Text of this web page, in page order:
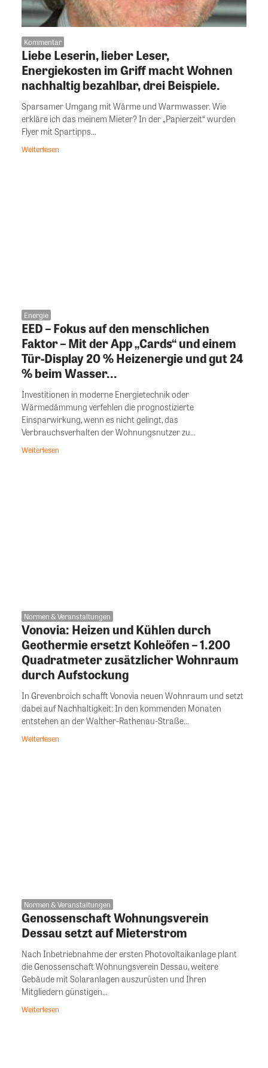
Kommentar
Liebe Leserin, lieber Leser,
Energiekosten im Griff macht Wohnen
nachhaltig bezahlbar, drei Beispiele.
Sparsamer Umgang mit Wärme und Warmwasser. Wie
erkläre ich das meinem Mieter? In der „Papierzeit“ wurden
Flyer mit Spartipps...
Weiterlesen
Energie
EED – Fokus auf den menschlichen
Faktor – Mit der App „Cards“ und einem
Tür-Display 20 % Heizenergie und gut 24
% beim Wasser...
Investitionen in moderne Energietechnik oder
Wärmedämmung verfehlen die prognostizierte
Einsparwirkung, wenn es nicht gelingt, das
Verbrauchsverhalten der Wohnungsnutzer zu...
Weiterlesen
Normen & Veranstaltungen
Vonovia: Heizen und Kühlen durch
Geothermie ersetzt Kohleöfen – 1.200
Quadratmeter zusätzlicher Wohnraum
durch Aufstockung
In Grevenbroich schafft Vonovia neuen Wohnraum und setzt
dabei auf Nachhaltigkeit: In den kommenden Monaten
entstehen an der Walther-Rathenau-Straße...
Weiterlesen
Normen & Veranstaltungen
Genossenschaft Wohnungsverein
Dessau setzt auf Mieterstrom
Nach Inbetriebnahme der ersten Photovoltaikanlage plant
die Genossenschaft Wohnungsverein Dessau, weitere
Gebäude mit Solaranlagen auszurüsten und Ihren
Mitgliedern günstigen...
Weiterlesen